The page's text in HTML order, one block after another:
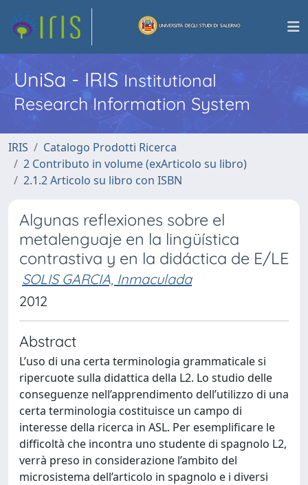
UniSa - IRISInstitutional
Research Information System
IRIS
Catalogo Prodotti Ricerca
2 Contributo in volume (exArticolo su libro)
2.1.2 Articolo su libro con ISBN
Algunas reflexiones sobre el
metalenguaje en la lingüística
contrastiva y en la didáctica de E/LE
SOLIS GARCIA, Inmaculada
2012
Abstract
L’uso di una certa terminologia grammaticale si
ripercuote sulla didattica della L2. Lo studio delle
conseguenze nell’apprendimento dell’utilizzo di una
certa terminologia costituisce un campo di
interesse della ricerca in ASL. Per esemplificare le
difficoltà che incontra uno studente di spagnolo L2,
verrà preso in considerazione l’ambito del
microsistema dell’articolo in spagnolo e i diversi